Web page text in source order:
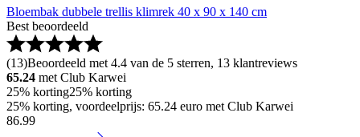
Bloembak dubbele trellis klimrek 40 x 90 x 140 cm
Best beoordeeld
(13)Beoordeeld met 4.4 van de 5 sterren, 13 klantreviews
65.24 met Club Karwei
25% korting25% korting
25% korting, voordeelprijs: 65.24 euro met Club Karwei
86.99